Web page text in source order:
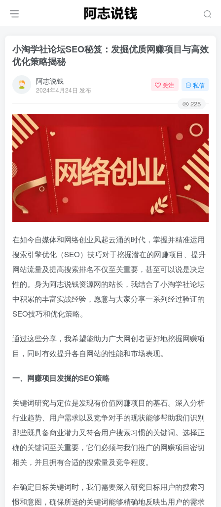
小淘学社论坛SEO秘笈：发掘优质网赚项目与高效
优化策略揭秘
阿志说钱
2024年4月24日 发布
关注 私信
225
在如今自媒体和网络创业风起云涌的时代，掌握并精准运用
搜索引擎优化（SEO）技巧对于挖掘潜在的网赚项目、提升
网站流量及提高搜索排名不仅至关重要，甚至可以说是决定
性的。身为阿志说钱资源网的站长，我结合了小淘学社论坛
中积累的丰富实战经验，愿意与大家分享一系列经过验证的
SEO技巧和优化策略。
通过这些分享，我希望能助力广大网创者更好地挖掘网赚项
目，同时有效提升各自网站的性能和市场表现。
一、网赚项目发掘的SEO策略
关键词研究与定位是发现有价值网赚项目的基石。深入分析
行业趋势、用户需求以及竞争对手的现状能够帮助我们识别
那些既具备商业潜力又符合用户搜索习惯的关键词。选择正
确的关键词至关重要，它们必须与我们推广的网赚项目密切
相关，并且拥有合适的搜索量及竞争程度。
在确定目标关键词时，我们需要深入研究目标用户的搜索习
惯和意图，确保所选的关键词能够精确地反映出用户的需求